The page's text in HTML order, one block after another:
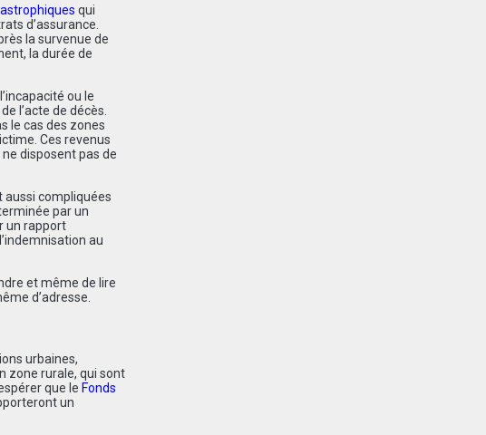
qui
d’assurance.
la survenue de
la durée de
ou le
l’acte de décès.
le cas des zones
Ces revenus
disposent pas de
aussi compliquées
par un
un rapport
au
et même de lire
d’adresse.
urbaines,
zone rurale, qui sont
que le Fonds
un